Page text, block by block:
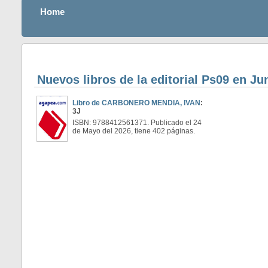
Home
Nuevos libros de la editorial Ps09 en
Libro de CARBONERO MENDIA, IVAN :
3J
ISBN: 9788412561371. Publicado el 24
de Mayo del 2026, tiene 402 páginas.